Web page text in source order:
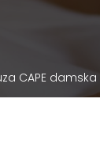
CAPE damska